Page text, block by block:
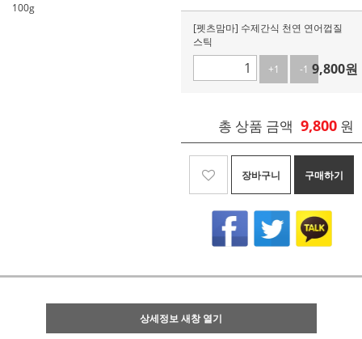
100g
[펫츠맘마] 수제간식 천연 연어껍질
스틱
+1
-1 9,800원
총 상품 금액 9,800 원
장바구니 구매하기
상세정보 새창 열기